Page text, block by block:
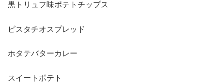
黒トリュフ味ポテトチップス
ピスタチオスプレッド
ホタテバターカレー
スイートポテト